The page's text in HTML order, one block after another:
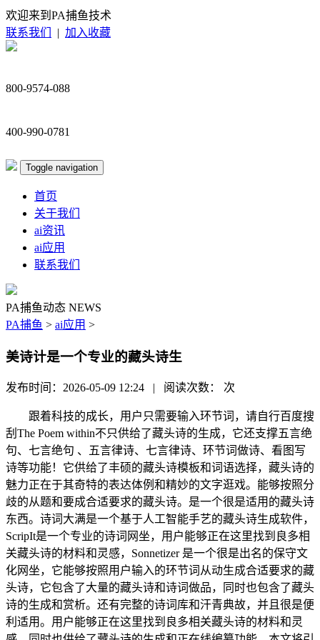
欢迎来到PA捕鱼技术
联系我们
| 加入收藏
800-9574-088
400-990-0781
Toggle navigation
首页
关于我们
ai资讯
ai应用
联系我们
PA捕鱼动态 NEWS
PA捕鱼 > ai应用 >
美诗计是一个专业的藏头诗生
发布时间：2026-05-09 12:24 | 阅读次数： 次
跟着科技的成长，用户只需要输入环节词，请自行百度搜
刮The Poem within不只供给了藏头诗的生成，它还支撑五言绝
句、七言绝句 、五言律诗、七言律诗、环节词做诗、看图写
诗等功能！它供给了丰硕的藏头诗模板和词语选择，藏头诗的
魅力正在于其奇特的表达体例和精妙的文字逛戏。能够按照分
歧的从题和要成合适要求的藏头诗。是一个很是适用的藏头诗
东西。诗词大满是一个基于人工智能手艺的藏头诗生成软件，
ScripIt是一个专业的诗词网坐，用户能够正在这里找到良多相
关藏头诗的材料和灵感，Sonnetizer 是一个很是出名的保守文
化网坐，它能够按照用户输入的环节词从动生成合适要求的藏
头诗，它包含了大量的藏头诗和诗词做品，同时也包含了藏头
诗的生成和赏析。还有完整的诗词库和汗青典故，并且很是便
利适用。用户能够正在这里找到良多相关藏头诗的材料和灵